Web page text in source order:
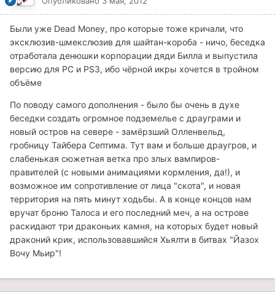
Были уже Dead Money, про которые тоже кричали, что
эксклюзив-шмекслюзив для шайтан-короба - ничо, беседка
отработала денюшки корпорации дяди Билла и выпустила
версию для PC и PS3, ибо чёрной икры хочется в тройном
объёме
По поводу самого дополнения - было бы очень в духе
беседки создать огромное подземелье с драуграми и
новый остров на севере - замёрзший Олленвельд,
гробницу Тайбера Септима. Тут вам и больше драугров, и
слабенькая сюжетная ветка про злых вампиров-
правителей (с новыми анимациями кормления, да!), и
возможное им сопротивление от лица "скота", и новая
территория на пять минут ходьбы. А в конце концов нам
вручат броню Талоса и его последний меч, а на острове
раскидают три драконьих камня, на которых будет новый
драконий крик, использовавшийся Хьялти в битвах "Йазох
Вочу Мьир"!